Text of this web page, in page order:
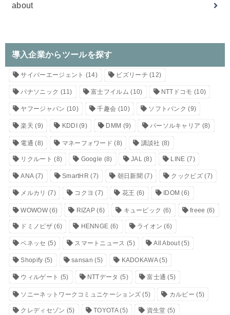
about
導入企業からツールを探す
サイバーエージェント (14) ビズリーチ (12)
パナソニック (11) 富士フイルム (10) NTTドコモ (10)
ヤフージャパン (10) 千趣会 (10) ソフトバンク (9)
楽天 (9) KDDI (9) DMM (9) パーソルキャリア (8)
電通 (8) マネーフォワード (8) 講談社 (8)
リクルート (8) Google (8) JAL(8) LINE (7)
ANA(7) SmartHR (7) 朝日新聞 (7) クックビズ(7)
メルカリ (7) コクヨ (7) 花王 (6) IDOM (6)
WOWOW(6) RIZAP (6) キュービック (6) freee (6)
ドミノピザ(6) HENNGE (6) ライオン (6)
ベネッセ (5) スマートニュース (5) All About(5)
Shopify (5) sansan (5) KADOKAWA(5)
ウィルゲート (5) NTTデータ (5) 富士通 (5)
ソニーネットワークコミュニケーションズ (5) カルビー (5)
クレディセゾン (5) TOYOTA(5) 資生堂 (5)